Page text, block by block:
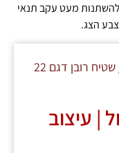
להשתנות מעט עקב תנאי
הצג.
/ שטיח רובן דגם 22
דגם 22 עגול | עיצוב